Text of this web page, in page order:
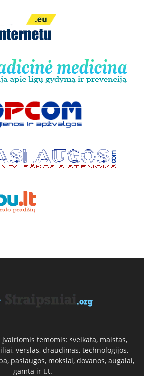
temomis: sveikata, maistas,
verslas, draudimas, technologijos,
paslaugos, mokslai, dovanos, augalai,
gamta ir t.t.